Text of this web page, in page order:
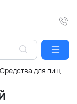
Средства для